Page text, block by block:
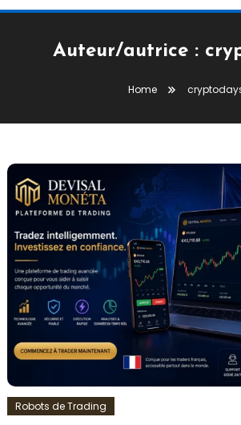
Auteur/autrice :
Home
Robots de Trading